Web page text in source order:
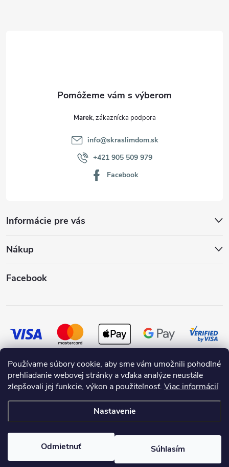
Používame súbory cookie, aby sme vám umožnili pohodlné
prehliadanie webovej stránky a vďaka analýze neustále
zlepšovali jej funkcie, výkon a použiteľnosť. Viac informácií
Nastavenie
Odmietnuť Súhlasím
Informácie pre vás
Nákup
Marek
info@skraslimdom.sk
+421 905 509 979
Facebook
Facebook
SKRASLIMDOM.SK. Všetky práva vyhradené.